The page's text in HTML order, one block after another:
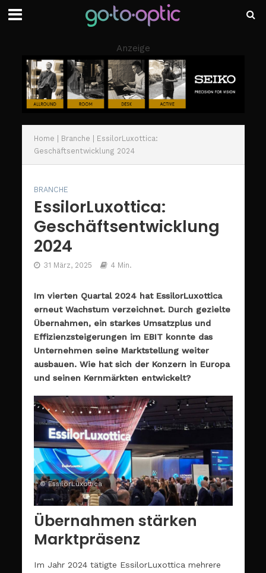
Anzeige
Home | Branche | EssilorLuxottica:
Geschäftsentwicklung 2024
BRANCHE
EssilorLuxottica:
Geschäftsentwicklung
2024
31 März, 2025 4 Min.
Im vierten Quartal 2024 hat EssilorLuxottica
erneut Wachstum verzeichnet. Durch gezielte
Übernahmen, ein starkes Umsatzplus und
Effizienzsteigerungen im EBIT konnte das
Unternehmen seine Marktstellung weiter
ausbauen. Wie hat sich der Konzern in Europa
und seinen Kernmärkten entwickelt?
© EssilorLuxottica
Übernahmen stärken
Marktpräsenz
Im Jahr 2024 tätigte EssilorLuxottica mehrere